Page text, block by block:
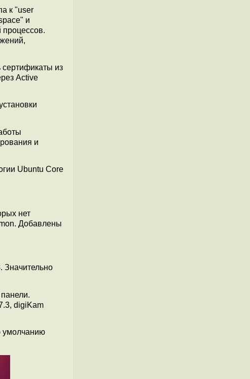
к "user
и
процессов.
сертификаты из
Active
и
Ubuntu Core
нет
Добавлены
Значительно
digiKam
умолчанию